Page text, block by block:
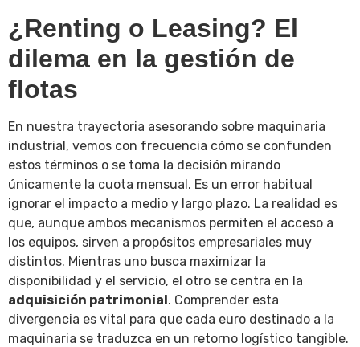
¿Renting o Leasing? El
dilema en la gestión de
flotas
En nuestra trayectoria asesorando sobre maquinaria
industrial, vemos con frecuencia cómo se confunden
estos términos o se toma la decisión mirando
únicamente la cuota mensual. Es un error habitual
ignorar el impacto a medio y largo plazo. La realidad es
que, aunque ambos mecanismos permiten el acceso a
los equipos, sirven a propósitos empresariales muy
distintos. Mientras uno busca maximizar la
disponibilidad y el servicio, el otro se centra en la
adquisición patrimonial. Comprender esta
divergencia es vital para que cada euro destinado a la
maquinaria se traduzca en un retorno logístico tangible.